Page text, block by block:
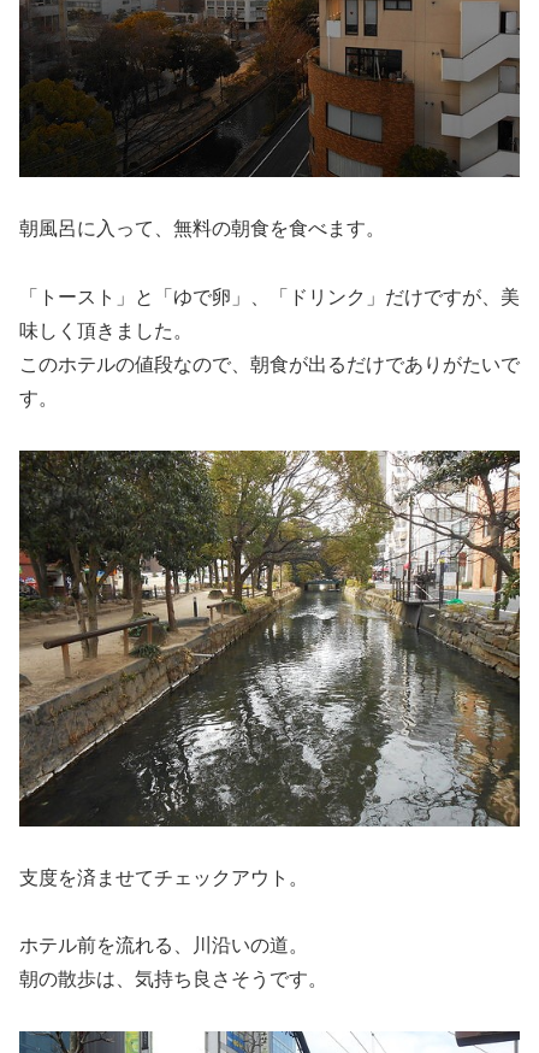
朝風呂に入って、無料の朝食を食べます。
「トースト」と「ゆで卵」、「ドリンク」だけですが、美
味しく頂きました。
このホテルの値段なので、朝食が出るだけでありがたいで
す。
支度を済ませてチェックアウト。
ホテル前を流れる、川沿いの道。
朝の散歩は、気持ち良さそうです。